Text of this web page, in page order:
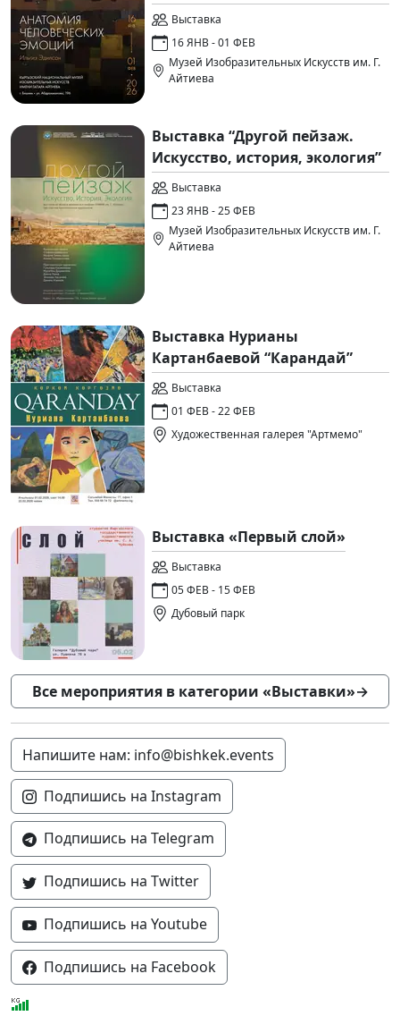
Выставка
16 ЯНВ - 01 ФЕВ
Музей Изобразительных Искусств им. Г.
Айтиева
Выставка “Другой пейзаж.
Искусство, история, экология”
Выставка
23 ЯНВ - 25 ФЕВ
Музей Изобразительных Искусств им. Г.
Айтиева
Выставка Нурианы
Картанбаевой “Карандай”
Выставка
01 ФЕВ - 22 ФЕВ
Художественная галерея "Артмемо"
Выставка «Первый слой»
Выставка
05 ФЕВ - 15 ФЕВ
Дубовый парк
Все мероприятия в категории «Выставки»→
Напишите нам: info@bishkek.events
Подпишись на Instagram
Подпишись на Telegram
Подпишись на Twitter
Подпишись на Youtube
Подпишись на Facebook